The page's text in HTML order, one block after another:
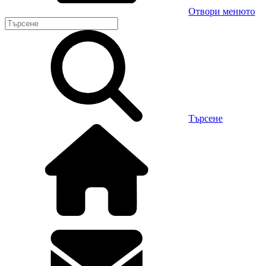
Отвори менюто
Търсене